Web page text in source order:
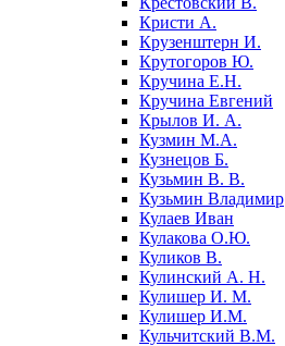
Кристи А.
Крузенштерн И.
Крутогоров Ю.
Кручина Е.Н.
Кручина Евгений
Крылов И. А.
Кузмин М.А.
Кузнецов Б.
Кузьмин В. В.
Кузьмин Владимир
Кулаев Иван
Кулакова О.Ю.
Куликов В.
Кулинский А. Н.
Кулишер И. М.
Кулишер И.М.
Кульчитский В.М.